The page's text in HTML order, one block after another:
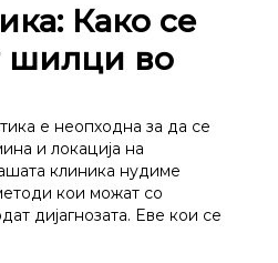
Како се
шилци во
е неопходна за да се
и локација на
клиника нудиме
кои можат со
дијагнозата. Еве кои се